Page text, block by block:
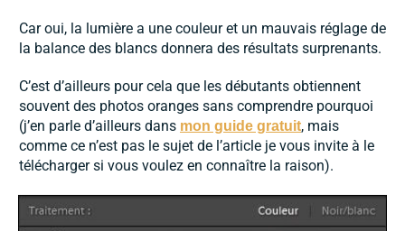
Car oui, la lumière a une couleur et un mauvais réglage de
la balance des blancs donnera des résultats surprenants.
C’est d’ailleurs pour cela que les débutants obtiennent
souvent des photos oranges sans comprendre pourquoi
(j’en parle d’ailleurs dans mon guide gratuit, mais
comme ce n’est pas le sujet de l’article je vous invite à le
télécharger si vous voulez en connaître la raison).